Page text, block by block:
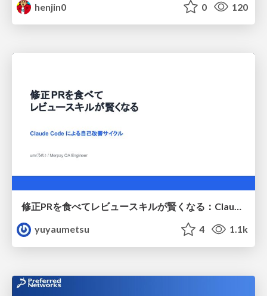
henjin0
0 120
修正PRを食べてレビュースキルが賢くなる：Claude Codeによる自己改善サイクル
yuyaumetsu
4 1.1k